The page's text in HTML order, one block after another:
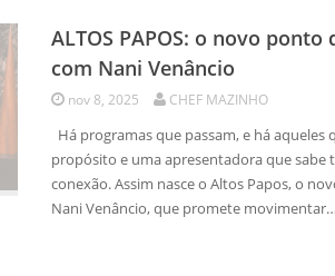
ALTOS PAPOS: o novo
com Nani Venâncio
nov 8, 2025 CHEF MAZINHO
Há programas que passam, e há
propósito e uma apresentadora que sabe
conexão. Assim nasce o Altos Papos, o
Nani Venâncio, que promete movimentar…